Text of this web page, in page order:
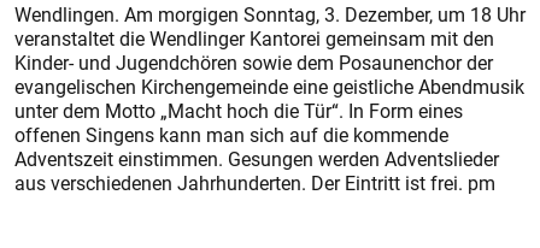
Wendlingen. Am morgigen Sonntag, 3. Dezember, um 18 Uhr
veranstaltet die Wendlinger Kantorei gemeinsam mit den
Kinder- und Jugendchören sowie dem Posaunenchor der
evangelischen Kirchengemeinde eine geistliche Abendmusik
unter dem Motto „Macht hoch die Tür“. In Form eines
offenen Singens kann man sich auf die kommende
Adventszeit einstimmen. Gesungen werden Adventslieder
aus verschiedenen Jahrhunderten. Der Eintritt ist frei. pm